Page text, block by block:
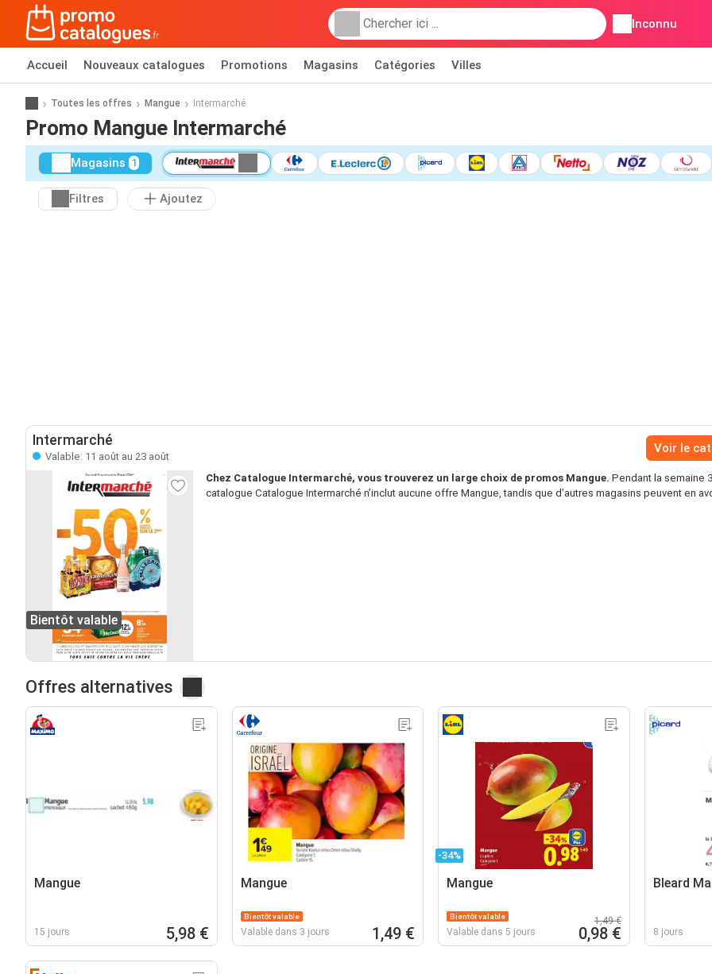
Inconnu
Accueil Nouveaux catalogues Promotions Magasins Catégories Villes
Toutes les offres Mangue Intermarché
Promo Mangue Intermarché
Magasins 1
Filtres Ajoutez
Intermarché
Valable: 11 août au 23 août
Voir le
Bientôt valable
Chez Catalogue Intermarché, vous trouverez un large choix de promos Mangue. Pendant la semaine
catalogue Catalogue Intermarché n’inclut aucune offre Mangue, tandis que d’autres magasins peuvent en
Offres alternatives
Mangue
15 jours 5,98 €
Mangue
Bientôt valable
Valable dans 3 jours 1,49 €
-34%
Mangue
Bientôt valable
Valable dans 5 jours
1,49 €
0,98 €
Bleard
8 jours